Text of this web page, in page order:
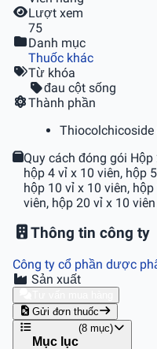
Lượt xem
75
Danh mục
Thuốc khác
Từ khóa
đau cột sống
Thành phần
Thiocolchicoside
Quy cách đóng gói Hộp
hộp 4 vỉ x 10 viên, hộp
hộp 10 vỉ x 10 viên,
viên, hộp 20 vỉ x 10 viên
Thông tin công ty
Công ty cổ phần dược
Sản xuất
Gửi đơn thuốc
Mục lục
(8 mục)